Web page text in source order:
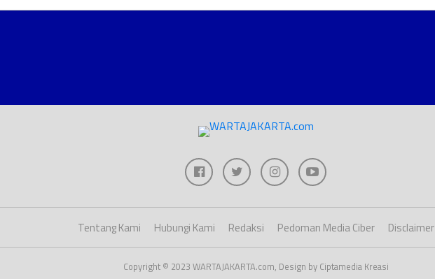
Tentang Kami Hubungi Kami Redaksi Pedoman Media Ciber Disclaimer
Copyright © 2023 WARTAJAKARTA.com, Design by Ciptamedia Kreasi